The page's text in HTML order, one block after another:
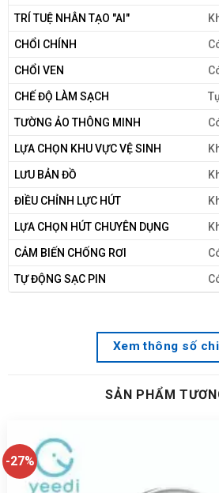
TRÍ TUỆ NHÂN TẠO "AI"
CHỔI CHÍNH
CHỔI VEN
CHẾ ĐỘ LÀM SẠCH
TƯỜNG ẢO THÔNG MINH
LỰA CHỌN KHU VỰC VỆ SINH
LƯU BẢN ĐỒ
ĐIỀU CHỈNH LỰC HÚT
LỰA CHỌN HÚT CHUYÊN DỤNG
CẢM BIẾN CHỐNG RƠI
TỰ ĐỘNG SẠC PIN
Xem thông số
SẢN PHẨM
-27%